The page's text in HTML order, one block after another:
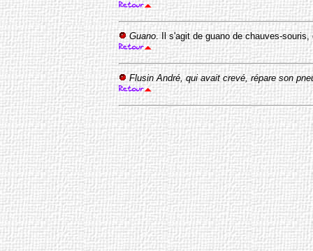
Guano. Il s'agit de guano de chauves-
Flusin André, qui avait crevé, répare son